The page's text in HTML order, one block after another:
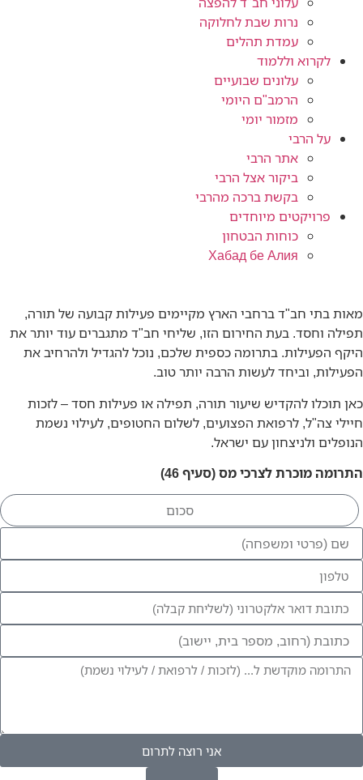
נרות שבת לחלוקה
עמדת תהלים
לקרוא וללמוד
עלונים שבועיים
הרמב"ם היומי
מזמור יומי
על הרבי
אתר הרבי
ביקור אצל הרבי
בקשת ברכה מהרבי
פרויקטים מיוחדים
כוחות הבטחון
Хабад бе Алия
מאות בתי חב"ד ברחבי הארץ מקיימים פעילות קבועה של תורה,
תפילה וחסד. בעת החירום הזו, שליחי חב"ד מתגברים עוד יותר את
היקף הפעילות. בתרומה כספית שלכם, נוכל להגדיל ולהרחיב את
הפעילות, וביחד לעשות הרבה יותר טוב.
כאן תוכלו להקדיש שיעור תורה, תפילה או פעילות חסד – לזכות
חיילי צה"ל, לרפואת הפצועים, לשלום החטופים, לעילוי נשמת
הנופלים ולניצחון עם ישראל.
התרומה מוכרת לצרכי מס (סעיף 46)
אני רוצה לתרום